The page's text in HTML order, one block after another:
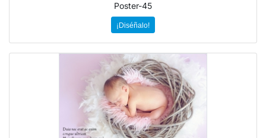
Poster-45
¡Diséñalo!